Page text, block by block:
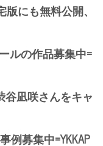
にも無料公開、
ルの作品募集中=
谷凪咲さんをキャ
例募集中=YKKAP